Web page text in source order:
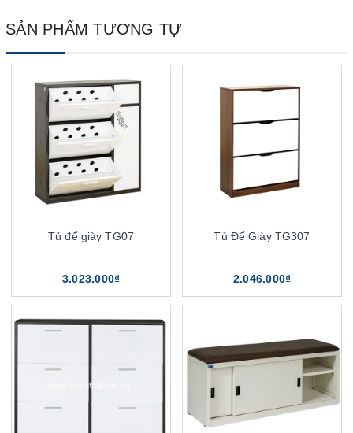
SẢN PHẨM TƯƠNG TỰ
Tủ để giày TG07
3.023.000₫
Tủ Để Giày TG307
2.046.000₫